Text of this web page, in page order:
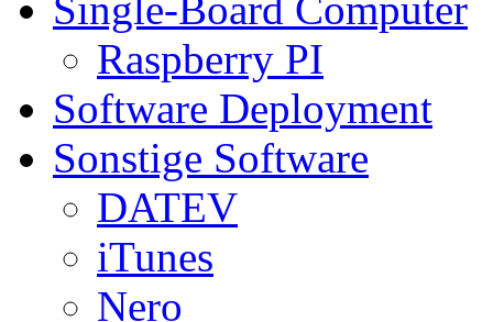
Raspberry PI
Software Deployment
Sonstige Software
DATEV
iTunes
Nero